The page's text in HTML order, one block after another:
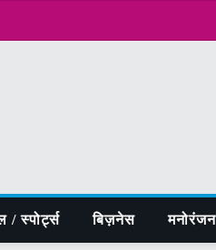
/ स्पोर्ट्स बिज़नेस मनोरंजन